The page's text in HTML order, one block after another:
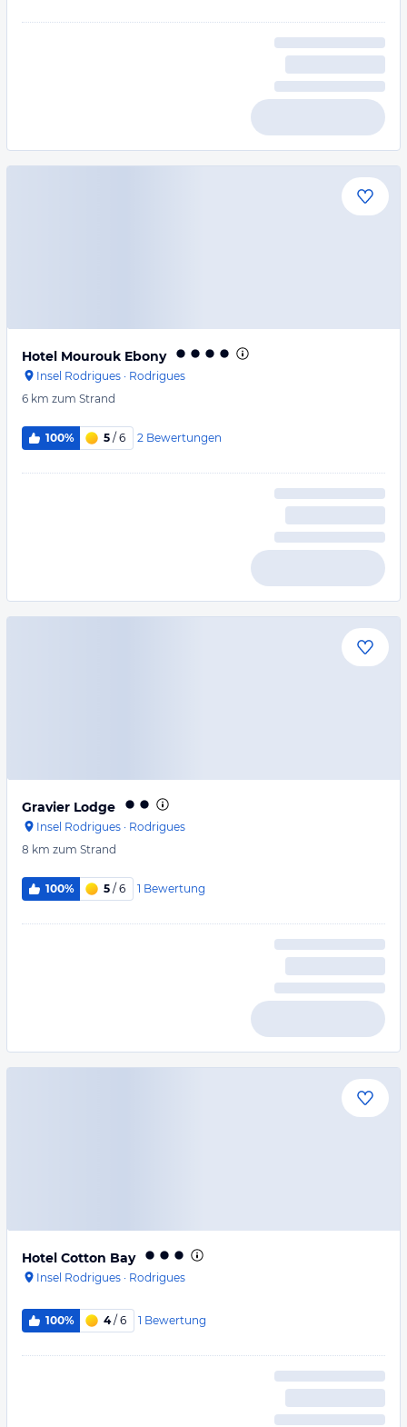
Hotel Mourouk Ebony
Insel Rodrigues · Rodrigues
6 km zum Strand
100% 5 / 6 2 Bewertungen
Gravier Lodge
Insel Rodrigues · Rodrigues
8 km zum Strand
100% 5 / 6 1 Bewertung
Hotel Cotton Bay
Insel Rodrigues · Rodrigues
100% 4/ 6 1 Bewertung